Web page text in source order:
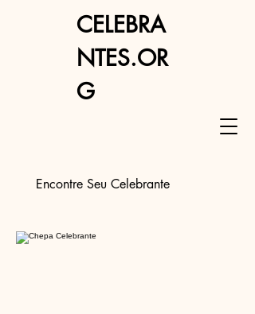
Encontre Seu Celebrante
CELEBRA
NTES.OR
G